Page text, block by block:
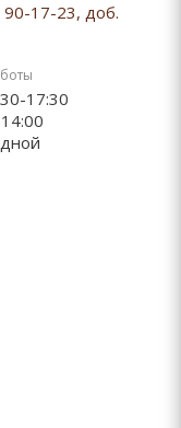
17-23, доб.
17:30